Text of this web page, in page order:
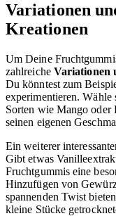
Variationen
Kreationen
Um Deine
zahlreiche Variationen
Du könntest zum
experimentieren. Wähle
Sorten wie Mango oder
seinen eigenen
Ein weiterer
Gibt etwas
Fruchtgummis eine
Hinzufügen von
spannenden Twist
kleine Stücke